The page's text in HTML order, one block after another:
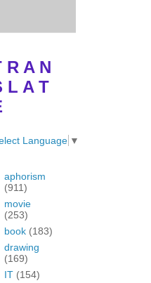
R A N
L A T
Language ▼
aphorism
(911)
movie
(253)
book (183)
drawing
(169)
IT (154)